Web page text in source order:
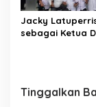
Jacky
sebagai Ketua
Tinggalkan